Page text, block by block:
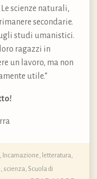
scienze naturali,
secondarie.
studi umanistici.
ragazzi in
un lavoro, ma non
utile.”
, Incarnazione, letteratura,
, scienza, Scuola di